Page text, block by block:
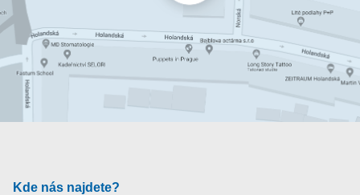
Kde nás najdete?